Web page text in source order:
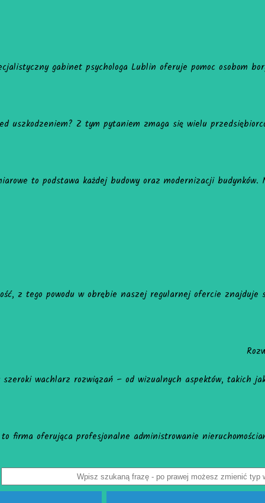
z lękiem, stresem, kryzysami emocjonalnymi i
problemu są skuteczne wypełniacze do kartonów.
obejmuje profesjonalną geodezyjną obsługę budowy i
włókno szklane oraz dodatkowo bardzo
lokalu lub budowę nieruchomości, ewentualnie
płytek Rzeszów, kończąc na kluczowe systemy
administrowanie nieruchomościami Gdynia i
zdrowia psychicznego, relacji oraz seksualności.